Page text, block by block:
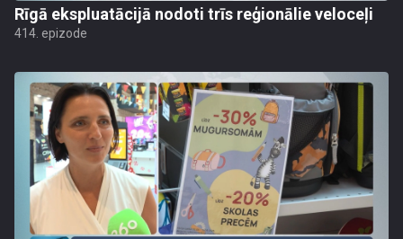
Rīgā ekspluatācijā nodoti trīs reģionālie veloceļi
414. epizode